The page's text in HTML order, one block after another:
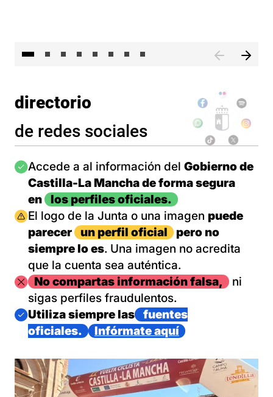
directorio
de redes sociales
Imagen
Accede a al información del Gobierno de
Castilla-La Mancha de forma segura
en
los perfiles oficiales.
Imagen
El logo de la Junta o una imagen puede
parecer
un perfil oficial
pero no
siempre lo es. Una imagen no acredita
que la cuenta sea auténtica.
ImagenNo compartas información falsa,
ni
sigas perfiles fraudulentos.
Imagen
Utiliza siempre las
fuentes
oficiales.
Infórmate aquí